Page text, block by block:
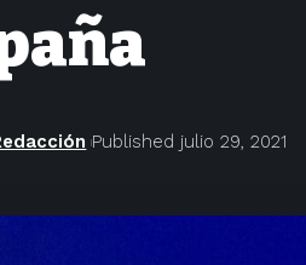
Published julio 29, 2021